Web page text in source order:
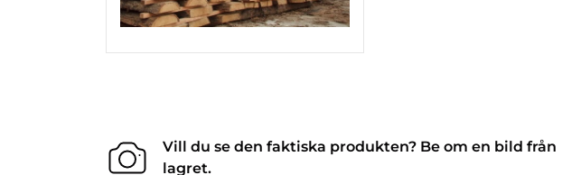
Vill du se den faktiska produkten? Be om en bild från
lagret.